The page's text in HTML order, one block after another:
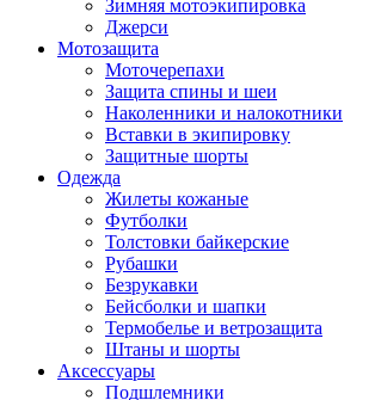
Зимняя мотоэкипировка
Джерси
Мотозащита
Моточерепахи
Защита спины и шеи
Наколенники и налокотники
Вставки в экипировку
Защитные шорты
Одежда
Жилеты кожаные
Футболки
Толстовки байкерские
Рубашки
Безрукавки
Бейсболки и шапки
Термобелье и ветрозащита
Штаны и шорты
Аксессуары
Подшлемники